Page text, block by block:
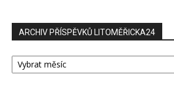
ARCHIV PŘÍSPĚVKŮ LITOMĚŘICKA24
ARCHIV
PŘÍSPĚVKŮ